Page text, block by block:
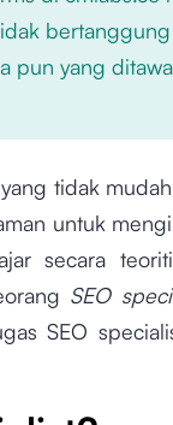
pun yang
tidak
untuk
secara
SEO
SEO